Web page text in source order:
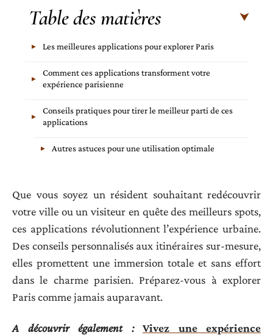
Table des matières
Les meilleures applications pour explorer Paris
Comment ces applications transforment votre
expérience parisienne
Conseils pratiques pour tirer le meilleur parti de ces
applications
Autres astuces pour une utilisation optimale
Que vous soyez un résident souhaitant redécouvrir
votre ville ou un visiteur en quête des meilleurs spots,
ces applications révolutionnent l’expérience urbaine.
Des conseils personnalisés aux itinéraires sur-mesure,
elles promettent une immersion totale et sans effort
dans le charme parisien. Préparez-vous à explorer
Paris comme jamais auparavant.
A découvrir également :
Vivez une expérience